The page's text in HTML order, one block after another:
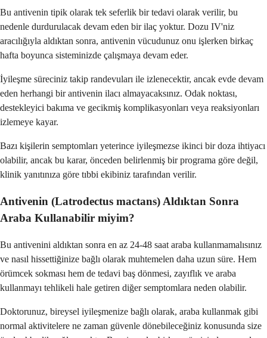
Bu antivenin tipik olarak tek seferlik bir tedavi olarak verilir, bu
nedenle durdurulacak devam eden bir ilaç yoktur. Dozu IV'niz
aracılığıyla aldıktan sonra, antivenin vücudunuz onu işlerken birkaç
hafta boyunca sisteminizde çalışmaya devam eder.
İyileşme süreciniz takip randevuları ile izlenecektir, ancak evde devam
eden herhangi bir antivenin ilacı almayacaksınız. Odak noktası,
destekleyici bakıma ve gecikmiş komplikasyonları veya reaksiyonları
izlemeye kayar.
Bazı kişilerin semptomları yeterince iyileşmezse ikinci bir doza ihtiyacı
olabilir, ancak bu karar, önceden belirlenmiş bir programa göre değil,
klinik yanıtınıza göre tıbbi ekibiniz tarafından verilir.
Antivenin (Latrodectus mactans) Aldıktan Sonra
Araba Kullanabilir miyim?
Bu antivenini aldıktan sonra en az 24-48 saat araba kullanmamalısınız
ve nasıl hissettiğinize bağlı olarak muhtemelen daha uzun süre. Hem
örümcek sokması hem de tedavi baş dönmesi, zayıflık ve araba
kullanmayı tehlikeli hale getiren diğer semptomlara neden olabilir.
Doktorunuz, bireysel iyileşmenize bağlı olarak, araba kullanmak gibi
normal aktivitelere ne zaman güvenle dönebileceğiniz konusunda size